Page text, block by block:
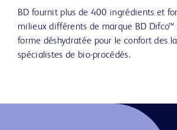
BD fournit plus de 400 ingrédients et
milieux différents de marque BD Difco™
forme déshydratée pour le confort des
spécialistes de bio-procédés.